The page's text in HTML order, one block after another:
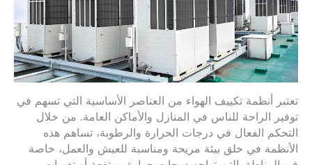
تعتبر أنظمة تكييف الهواء من العناصر الأساسية التي تسهم في
توفير الراحة للناس في المنازل والأماكن العامة. من خلال
التحكم الفعال في درجات الحرارة والرطوبة، تساهم هذه
الأنظمة في خلق بيئة مريحة ومناسبة للعيش والعمل، خاصة